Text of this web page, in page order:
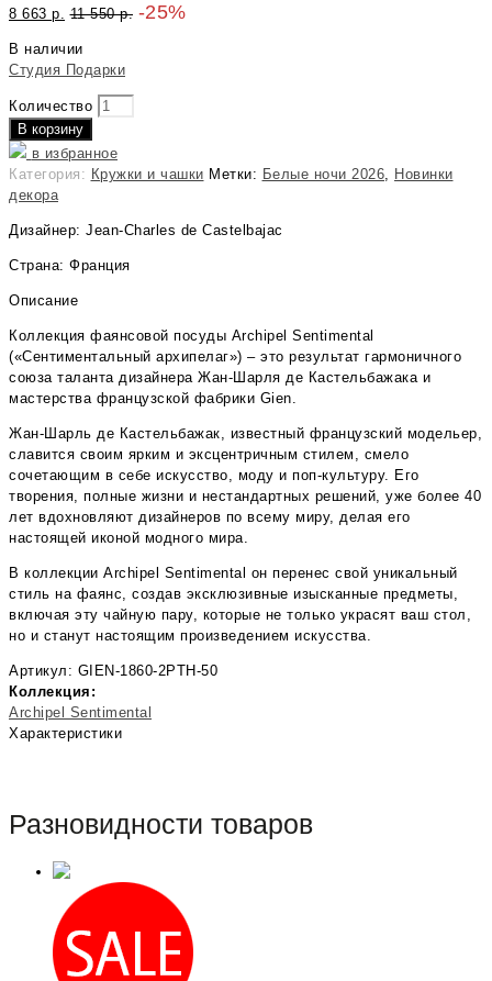
8 663 р. 11 550р. -25%
В наличии
Студия Подарки
Количество
В корзину
в избранное
Категория: Кружки и чашки Метки: Белые ночи 2026, Новинки
декора
Дизайнер: Jean-Charles de Castelbajac
Страна: Франция
Описание
Коллекция фаянсовой посуды Archipel Sentimental
(«Сентиментальный архипелаг») – это результат гармоничного
союза таланта дизайнера Жан-Шарля де Кастельбажака и
мастерства французской фабрики Gien.
Жан-Шарль де Кастельбажак, известный французский модельер,
славится своим ярким и эксцентричным стилем, смело
сочетающим в себе искусство, моду и поп-культуру. Его
творения, полные жизни и нестандартных решений, уже более 40
лет вдохновляют дизайнеров по всему миру, делая его
настоящей иконой модного мира.
В коллекции Archipel Sentimental он перенес свой уникальный
стиль на фаянс, создав эксклюзивные изысканные предметы,
включая эту чайную пару, которые не только украсят ваш стол,
но и станут настоящим произведением искусства.
Артикул: GIEN-1860-2PTH-50
Коллекция:
Archipel Sentimental
Характеристики
Разновидности товаров